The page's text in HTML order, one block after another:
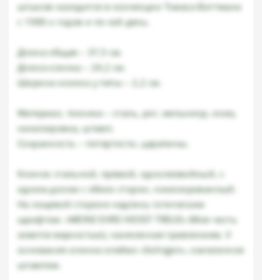
штыков находится в коллекции Томаса Виттмана
с 1980-х годов и по сей день.
Длина общая – 37,5 см.
Длина клинка – 24,2 см.
Ширина клинка у пяты – 2,2 см.
Материал, техника – сталь, рог, мельхиор, кожа,
никелировка, штамп.
Сохранность – потертости, царапины.
Клинок стальной, прямой, однолезвийный, с
одним долом с обеих сторон, никелированный.
На лицевой стороне надпись готическим
шрифтом: «MEINE EHRE HEISST TREUE» (Моя честь
зовется верностью), нанесенная травлением. У
основания клинка клеймо «Solingen», нанесенное
штампом.